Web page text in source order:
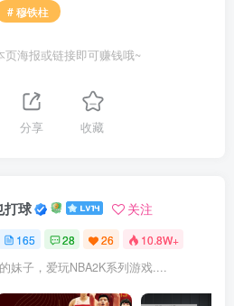
# 穆铁柱
页海报或链接即可赚钱哦~
分享 收藏
球 关注
165 28 26 10.8W+
妹子，爱玩NBA2K系列游戏....